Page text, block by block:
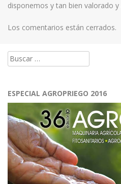
disponemos y tan bien valorado
Los comentarios están cerrados.
Buscar:
ESPECIAL AGROPRIEGO 2016